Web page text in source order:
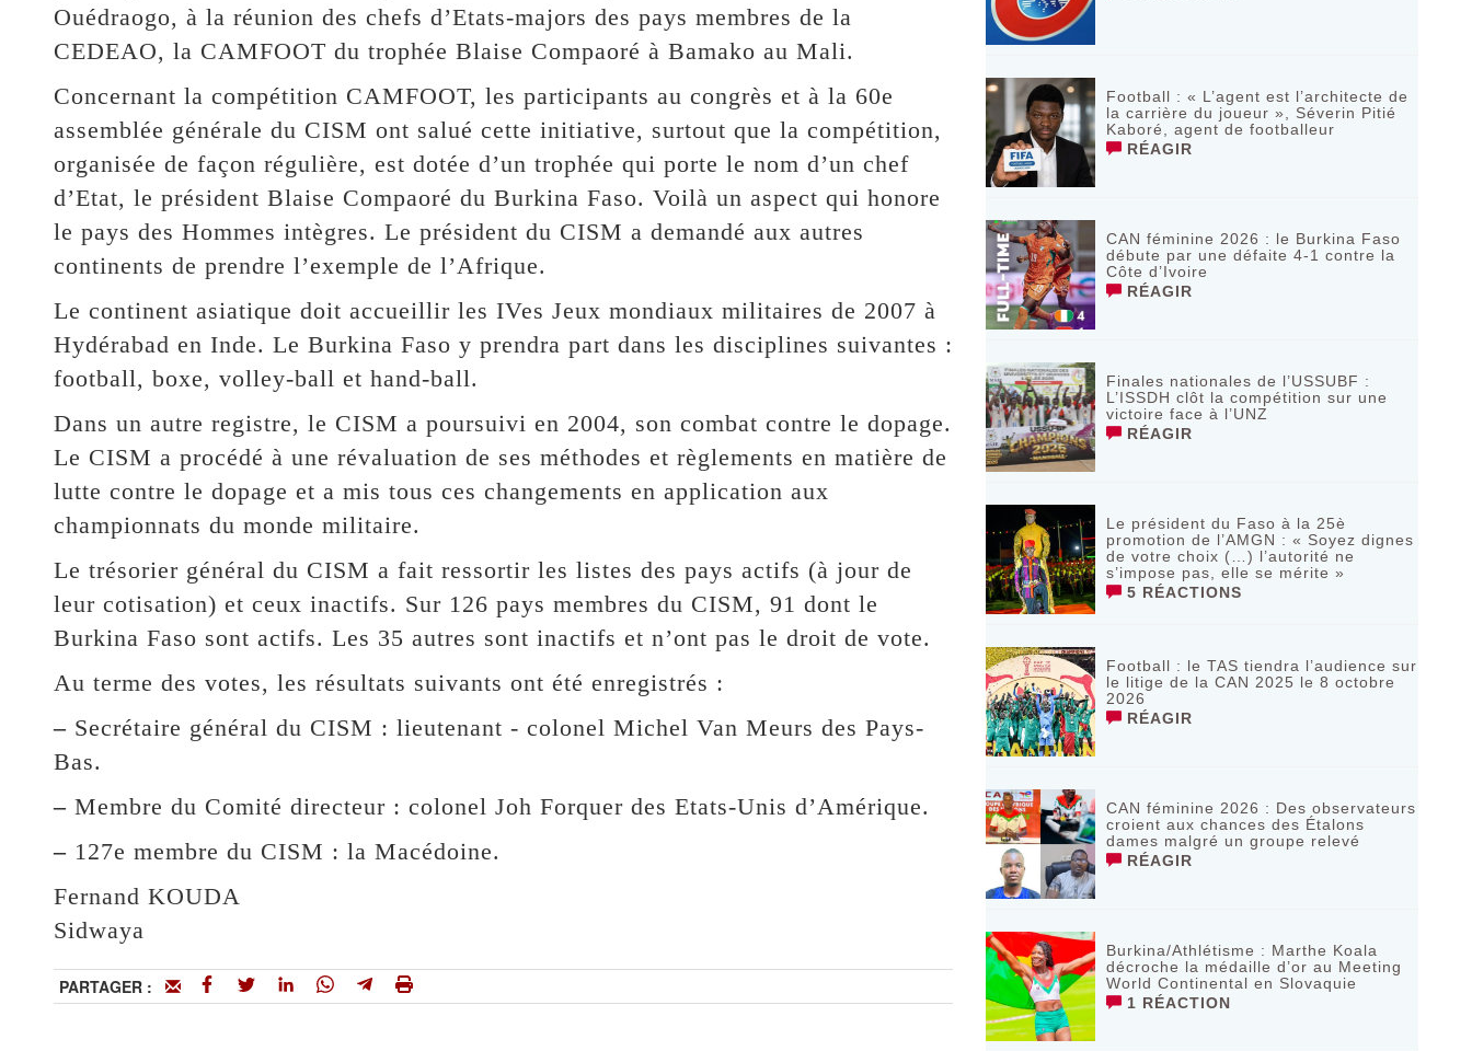
Ouédraogo, à la réunion des chefs d’Etats-majors des pays membres de la
CEDEAO, la CAMFOOT du trophée Blaise Compaoré à Bamako au Mali.
Concernant la compétition CAMFOOT, les participants au congrès et à la 60e
assemblée générale du CISM ont salué cette initiative, surtout que la compétition,
organisée de façon régulière, est dotée d’un trophée qui porte le nom d’un chef
d’Etat, le président Blaise Compaoré du Burkina Faso. Voilà un aspect qui honore
le pays des Hommes intègres. Le président du CISM a demandé aux autres
continents de prendre l’exemple de l’Afrique.
Le continent asiatique doit accueillir les IVes Jeux mondiaux militaires de 2007 à
Hydérabad en Inde. Le Burkina Faso y prendra part dans les disciplines suivantes :
football, boxe, volley-ball et hand-ball.
Dans un autre registre, le CISM a poursuivi en 2004, son combat contre le dopage.
Le CISM a procédé à une révaluation de ses méthodes et règlements en matière de
lutte contre le dopage et a mis tous ces changements en application aux
championnats du monde militaire.
Le trésorier général du CISM a fait ressortir les listes des pays actifs (à jour de
leur cotisation) et ceux inactifs. Sur 126 pays membres du CISM, 91 dont le
Burkina Faso sont actifs. Les 35 autres sont inactifs et n’ont pas le droit de vote.
Au terme des votes, les résultats suivants ont été enregistrés :
–Secrétaire général du CISM : lieutenant - colonel Michel Van Meurs des Pays-
Bas.
–Membre du Comité directeur : colonel Joh Forquer des Etats-Unis d’Amérique.
–127e membre du CISM : la Macédoine.
Fernand KOUDA
Sidwaya
PARTAGER :
Football : « L’agent est l’architecte de
la carrière du joueur », Séverin Pitié
Kaboré, agent de footballeur
RÉAGIR
CAN féminine 2026 : le Burkina Faso
débute par une défaite 4-1 contre la
Côte d’Ivoire
RÉAGIR
Finales nationales de l’USSUBF :
L’ISSDH clôt la compétition sur une
victoire face à l’UNZ
RÉAGIR
Le président du Faso à la 25è
promotion de l’AMGN : « Soyez dignes
de votre choix (…) l’autorité ne
s’impose pas, elle se mérite »
5 RÉACTIONS
Football : le TAS tiendra l’audience sur
le litige de la CAN 2025 le 8 octobre
2026
RÉAGIR
CAN féminine 2026 : Des observateurs
croient aux chances des Étalons
dames malgré un groupe relevé
RÉAGIR
Burkina/Athlétisme : Marthe Koala
décroche la médaille d’or au Meeting
World Continental en Slovaquie ‎
1 RÉACTION